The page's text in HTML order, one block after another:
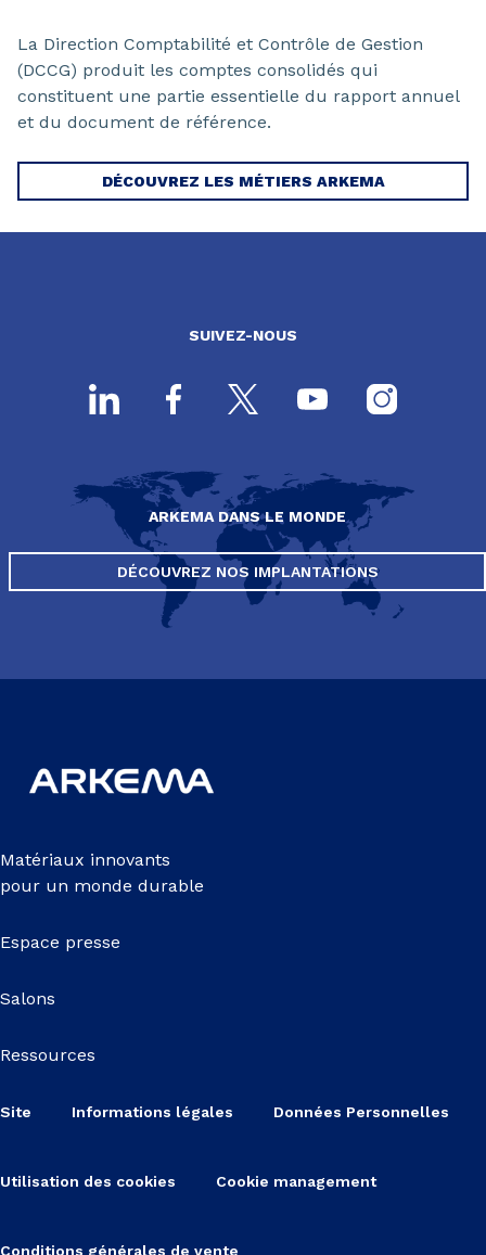
La Direction Comptabilité et Contrôle de Gestion
(DCCG) produit les comptes consolidés qui
constituent une partie essentielle du rapport annuel
et du document de référence.
DÉCOUVREZ LES MÉTIERS ARKEMA
SUIVEZ-NOUS
ARKEMA DANS LE MONDE
DÉCOUVREZ NOS IMPLANTATIONS
Matériaux innovants
pour un monde durable
Espace presse
Salons
Ressources
Site Informations légales Données Personnelles
Utilisation des cookies Cookie management
Conditions générales de vente